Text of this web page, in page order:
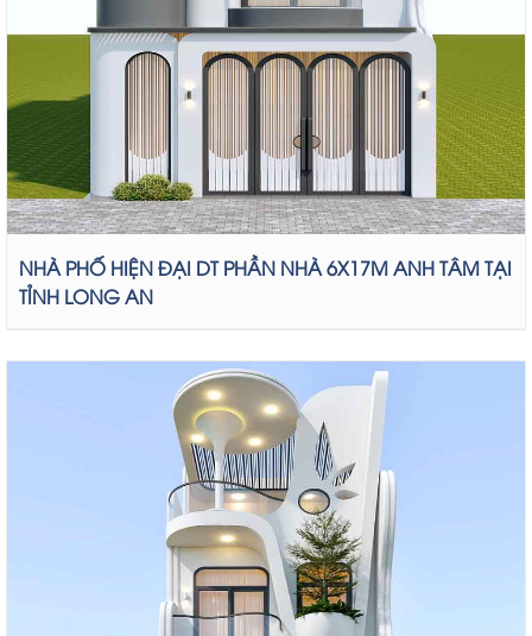
NHÀ PHỐ HIỆN ĐẠI DT PHẦN NHÀ 6X17M ANH TÂM TẠI
TỈNH LONG AN